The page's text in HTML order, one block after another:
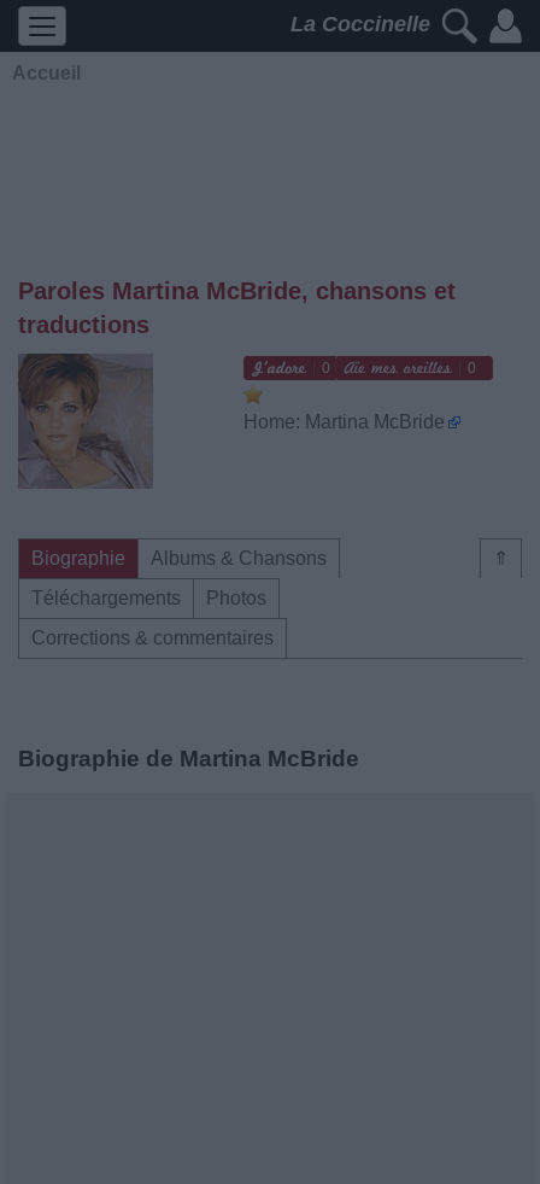
La Coccinelle
Accueil
Paroles Martina McBride, chansons et
traductions
0 0
Home: Martina McBride
⇑
Biographie
Albums & Chansons
Téléchargements
Photos
Corrections & commentaires
Biographie de Martina McBride